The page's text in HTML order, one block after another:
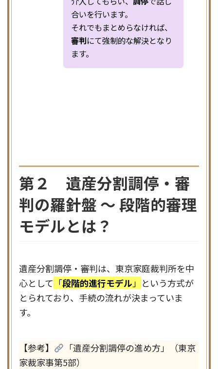
合いを行います。
それでもまとめらなければ、
審判にて強制的な解決となり
ます。
第２ 遺産分割調停・審
判の羅針盤 ～ 段階的審理
モデルとは？
遺産分割調停・審判は、東京家庭裁判所を中
心として 「段階的進行モデル 」 という方式が
とられており、手続の流れが決まっていま
す。
【参考】
「遺産分割調停の進め方」（東京
家裁家事第5部）